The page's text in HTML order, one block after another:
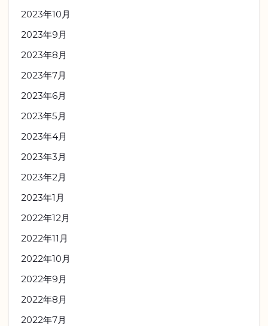
2023年10月
2023年9月
2023年8月
2023年7月
2023年6月
2023年5月
2023年4月
2023年3月
2023年2月
2023年1月
2022年12月
2022年11月
2022年10月
2022年9月
2022年8月
2022年7月